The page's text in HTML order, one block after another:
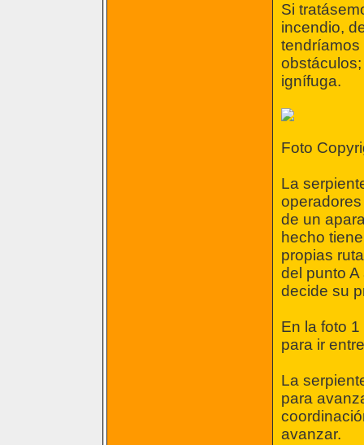
Si
incendio,
ignífuga.
Foto
La
de un
hecho
propias
del punto
decide su
En la foto
para ir
La
para
avanzar.